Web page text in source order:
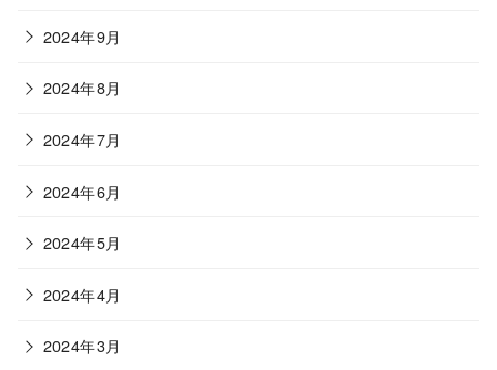
2024年9月
2024年8月
2024年7月
2024年6月
2024年5月
2024年4月
2024年3月